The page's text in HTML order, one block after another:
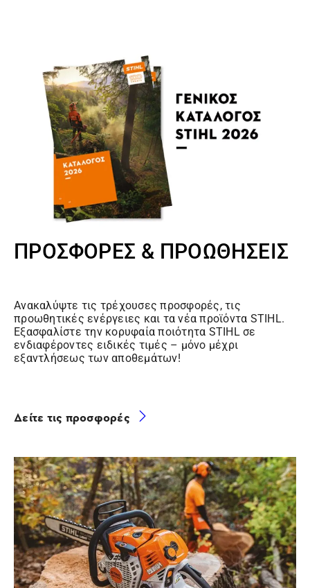
ΠΡΟΣΦΟΡΕΣ & ΠΡΟΩΘΗΣΕΙΣ
Ανακαλύψτε τις τρέχουσες προσφορές, τις
προωθητικές ενέργειες και τα νέα προϊόντα STIHL.
Εξασφαλίστε την κορυφαία ποιότητα STIHL σε
ενδιαφέροντες ειδικές τιμές – μόνο μέχρι
εξαντλήσεως των αποθεμάτων!
Δείτε τις προσφορές